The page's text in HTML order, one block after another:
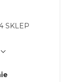
SKLEP